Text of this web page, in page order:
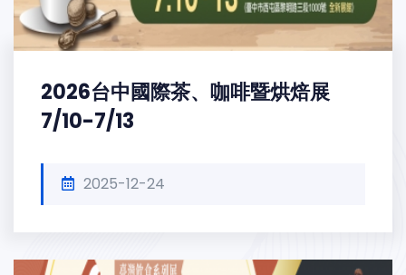
2026台中國際茶、咖啡暨烘焙展
7/10-7/13
2025-12-24